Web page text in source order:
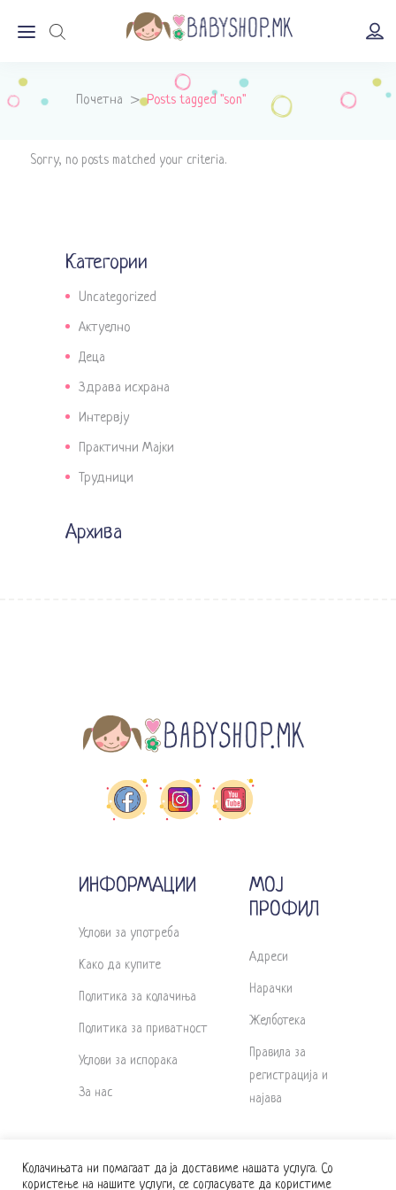
Почетна >Posts tagged "son"
Sorry, no posts matched your criteria.
Категории
Uncategorized
Актуелно
Деца
Здрава исхрана
Интервју
Практични Мајки
Трудници
Архива
ИНФОРМАЦИИ
Услови за употреба
Како да купите
Политика за колачиња
Политика за приватност
Услови за испорака
За нас
МОЈ
ПРОФИЛ
Адреси
Нарачки
Желботека
Правила за
регистрација и
најава
Колачињата ни помагаат да ја доставиме нашата услуга. Со
користење на нашите услуги, се согласувате да користиме